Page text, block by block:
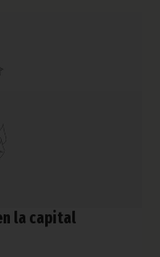
la capital